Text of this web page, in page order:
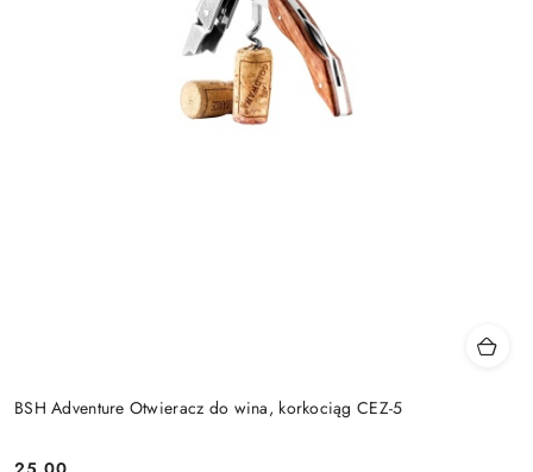
BSH Adventure Otwieracz do wina, korkociąg CEZ-5